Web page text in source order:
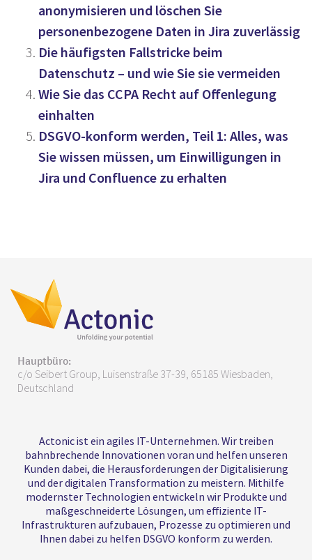
anonymisieren und löschen Sie
personenbezogene Daten in Jira zuverlässig
Die häufigsten Fallstricke beim
Datenschutz – und wie Sie sie vermeiden
Wie Sie das CCPA Recht auf Offenlegung
einhalten
DSGVO-konform werden, Teil 1: Alles, was
Sie wissen müssen, um Einwilligungen in
Jira und Confluence zu erhalten
Hauptbüro:
c/o Seibert Group, Luisenstraße 37-39, 65185 Wiesbaden,
Deutschland
Actonic ist ein agiles IT-Unternehmen. Wir treiben
bahnbrechende Innovationen voran und helfen unseren
Kunden dabei, die Herausforderungen der Digitalisierung
und der digitalen Transformation zu meistern. Mithilfe
modernster Technologien entwickeln wir Produkte und
maßgeschneiderte Lösungen, um effiziente IT-
Infrastrukturen aufzubauen, Prozesse zu optimieren und
Ihnen dabei zu helfen DSGVO konform zu werden.